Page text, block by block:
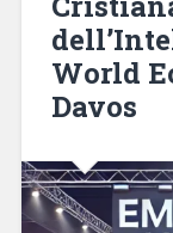
World
Davos